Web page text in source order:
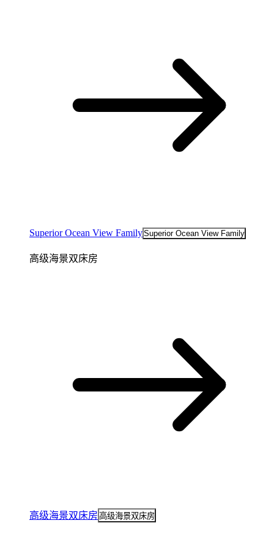
Superior Ocean View FamilySuperior Ocean View Family
高级海景双床房
高级海景双床房 高级海景双床房